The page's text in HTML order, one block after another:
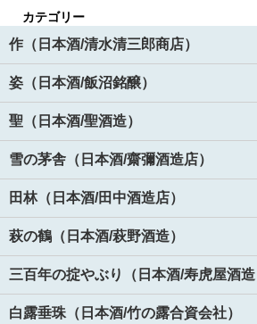
カテゴリー
作（日本酒/清水清三郎商店）
姿（日本酒/飯沼銘醸）
聖（日本酒/聖酒造）
雪の茅舎（日本酒/齋彌酒造店）
田林（日本酒/田中酒造店）
萩の鶴（日本酒/萩野酒造）
三百年の掟やぶり（日本酒/寿虎屋酒造
白露垂珠（日本酒/竹の露合資会社）